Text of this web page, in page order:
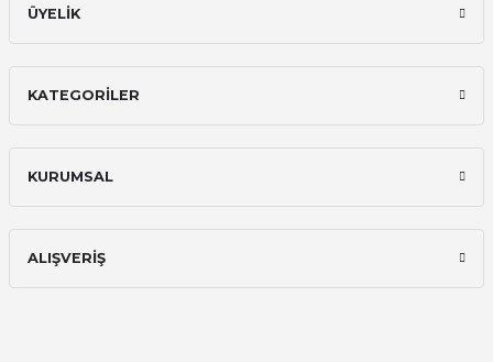
ÜYELİK
KATEGORİLER
KURUMSAL
ALIŞVERİŞ